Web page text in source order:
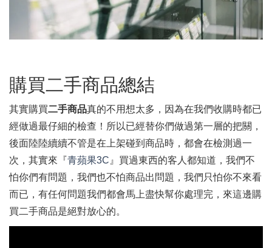
購買二手商品總結
其實購買二手商品真的不用想太多，因為在我們收購時都已
經做過最仔細的檢查！所以已經替你們做過第一層的把關，
後面陸陸續續不管是在上架碰到商品時，都會在檢測過一
次，其實來『青蘋果3C 』買過東西的客人都知道，我們不
怕你們有問題，我們也不怕商品出問題，我們只怕你不來看
而已，有任何問題我們都會馬上盡快幫你處理完，來這邊購
買二手商品是絕對放心的。